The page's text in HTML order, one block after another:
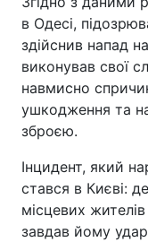
в Одесі,
здійснив напад
виконував свої
навмисно
ушкодження та
зброєю.
Інцидент, який
стався в Києві:
місцевих жителів
завдав йому